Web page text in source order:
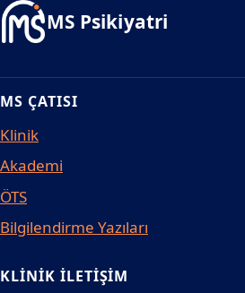
MS Psikiyatri
MS ÇATISI
Klinik
Akademi
ÖTS
Bilgilendirme Yazıları
KLINIK İLETIŞIM